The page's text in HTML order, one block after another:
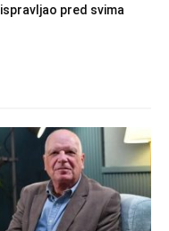
pred svima